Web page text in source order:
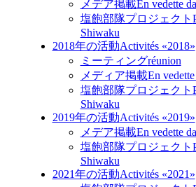
メデア掲載En vedette
塩飽部隊プロジェクト
Shiwaku
2018年の活動Activités «2018»
ミーティングréunion
メディア掲載En
塩飽部隊プロジェクト
Shiwaku
2019年の活動Activités «2019»
メデア掲載En vedette
塩飽部隊プロジェクト
Shiwaku
2021年の活動Activités «2021»